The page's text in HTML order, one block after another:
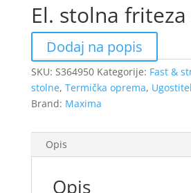
El. stolna
Dodaj na popis
SKU: S364950 Kategorije: Fast &
stolne, Termička oprema,
Brand: Maxima
Opis
Opis